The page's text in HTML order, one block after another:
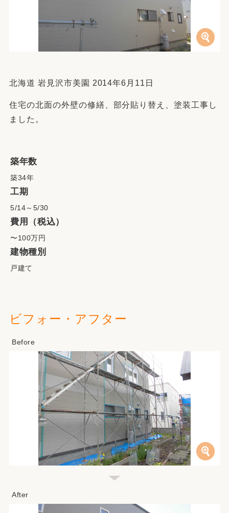
北海道 岩見沢市美園 2014年6月11日
住宅の北面の外壁の修繕、部分貼り替え、塗装工事し
ました。
築年数
築34年
工期
5/14～5/30
費用（税込）
〜100万円
建物種別
戸建て
ビフォー・アフター